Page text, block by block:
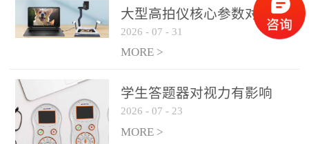
念，教师无需复杂培训即
可快速上手。软件支持与
PPT、白板等常用教学工具
几步：打开软件、选择互
动模式、发起互动任务，
整个过程不超过 30 秒，完
大型高拍仪核心参数对比与
选购建议
2026 - 07 - 31
MORE >
学生答题器对视力有影响
吗？
2026 - 07 - 23
MORE >